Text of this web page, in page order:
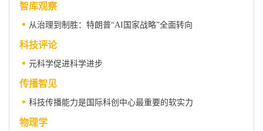
智库观察
从治理到制胜：特朗普“AI国家战略”全面转向
科技评论
元科学促进科学进步
传播智见
科技传播能力是国际科创中心最重要的软实力
物理学